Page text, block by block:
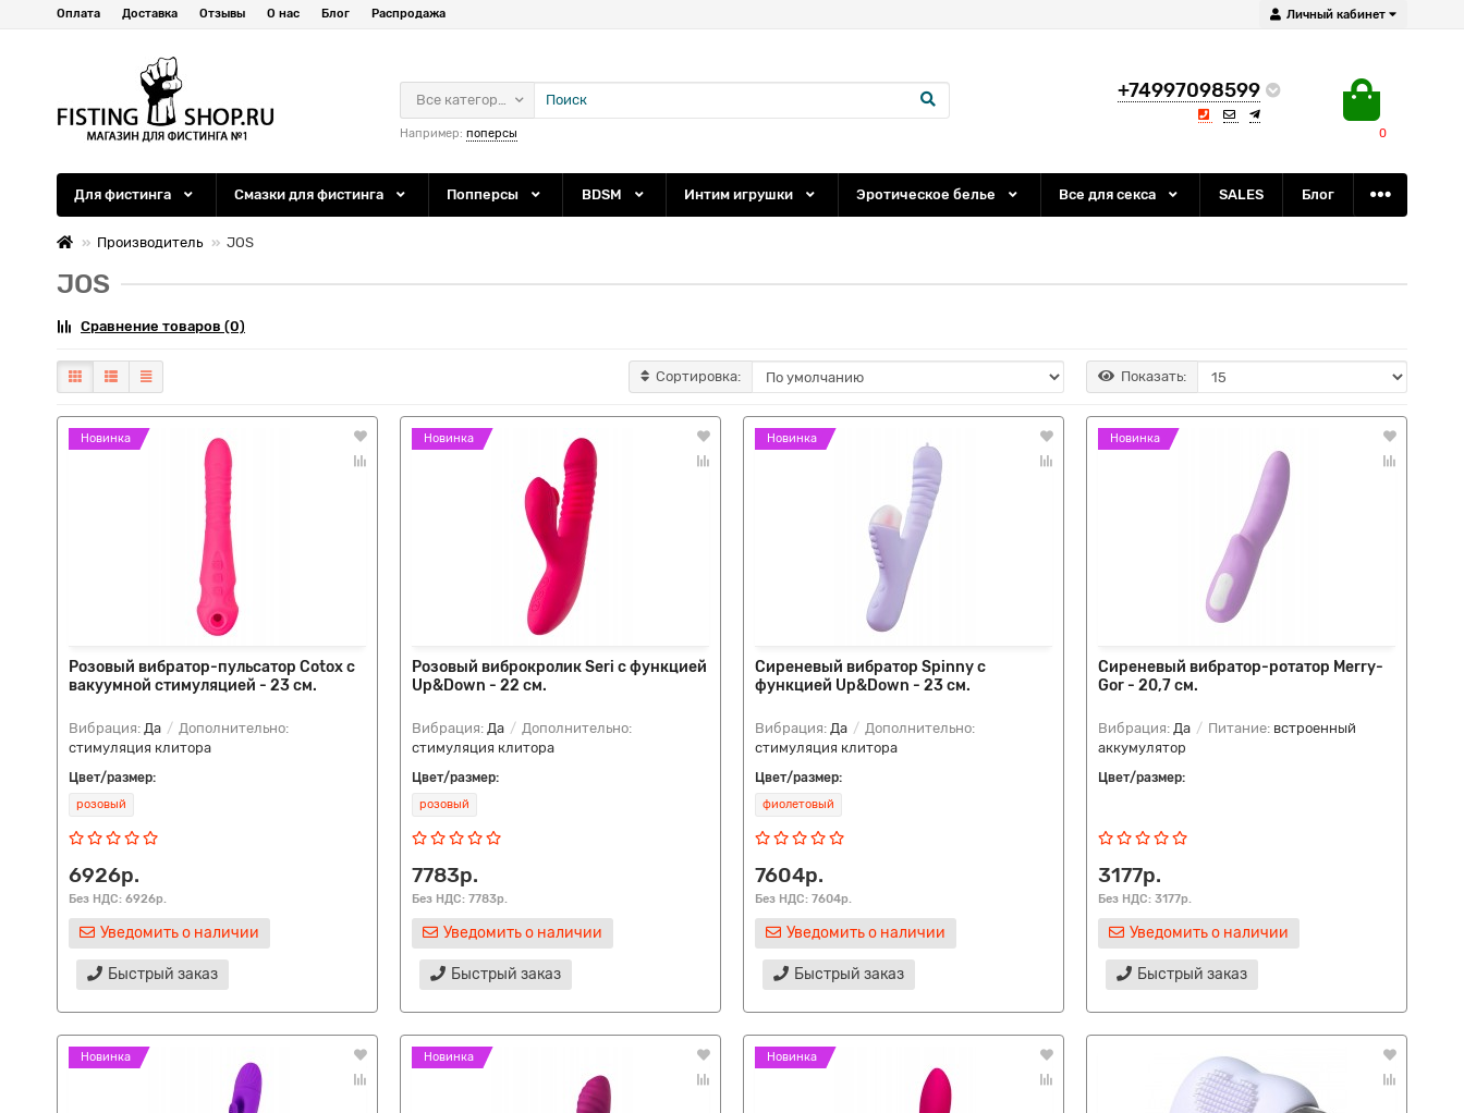
Личный кабинет
Оплата Доставка Отзывы О нас Блог Распродажа
+74997098599
0
Все категории
Например: поперсы
Для фистинга Смазки для фистинга Попперсы BDSM Интим игрушки Эротическое белье Все для секса SALES Блог
Производитель JOS
JOS
Сравнение товаров (0)
Сортировка: Показать:
Новинка
Розовый вибратор-пульсатор Cotox с
вакуумной стимуляцией - 23 см.
Вибрация: Да
Дополнительно:
стимуляция клитора
Цвет/размер:
розовый
6926р.
Без НДС: 6926р.
Уведомить о наличии
Быстрый заказ
Новинка
Розовый виброкролик Seri с функцией
Up&Down - 22 см.
Вибрация: Да
Дополнительно:
стимуляция клитора
Цвет/размер:
розовый
7783р.
Без НДС: 7783р.
Уведомить о наличии
Быстрый заказ
Новинка
Сиреневый вибратор Spinny с
функцией Up&Down - 23 см.
Вибрация: Да
Дополнительно:
стимуляция клитора
Цвет/размер:
фиолетовый
7604р.
Без НДС: 7604р.
Уведомить о наличии
Быстрый заказ
Новинка
Сиреневый вибратор-ротатор Merry-
Gor - 20,7 см.
Вибрация: Да Питание: встроенный
аккумулятор
Цвет/размер:
3177р.
Без НДС: 3177р.
Уведомить о наличии
Быстрый заказ
Новинка Новинка Новинка